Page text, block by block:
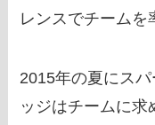
レンスでチームを
2015年の夏にス
ッジはチームに求